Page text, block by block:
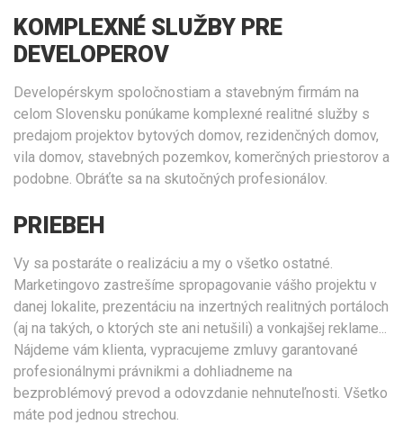
KOMPLEXNÉ SLUŽBY PRE
DEVELOPEROV
Developérskym spoločnostiam a stavebným firmám na
celom Slovensku ponúkame komplexné realitné služby s
predajom projektov bytových domov, rezidenčných domov,
vila domov, stavebných pozemkov, komerčných priestorov a
podobne. Obráťte sa na skutočných profesionálov.
PRIEBEH
Vy sa postaráte o realizáciu a my o všetko ostatné.
Marketingovo zastrešíme spropagovanie vášho projektu v
danej lokalite, prezentáciu na inzertných realitných portáloch
(aj na takých, o ktorých ste ani netušili) a vonkajšej reklame...
Nájdeme vám klienta, vypracujeme zmluvy garantované
profesionálnymi právnikmi a dohliadneme na
bezproblémový prevod a odovzdanie nehnuteľnosti. Všetko
máte pod jednou strechou.